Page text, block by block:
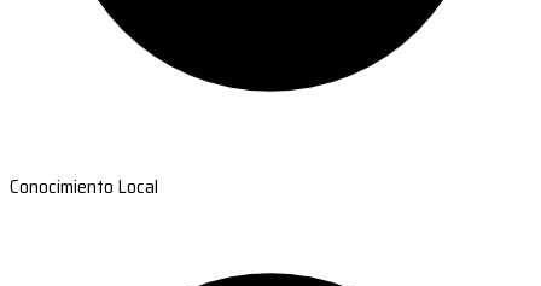
Conocimiento Local